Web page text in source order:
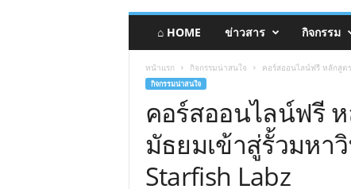
⌂ HOME ข่าวสาร กิจกรรม
หน้าแรก กิจกรรมน่าสนใจ คอร์สออนไลน์ฟรี หลักสูต
กิจกรรมน่าสนใจ
คอร์สออนไลน์ฟรี
มัธยมเข้าสู่รั้วมหา
Starfish Labz